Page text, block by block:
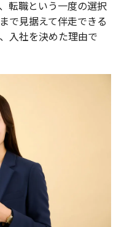
転職という一度の選択
で見据えて伴走できる
入社を決めた理由で